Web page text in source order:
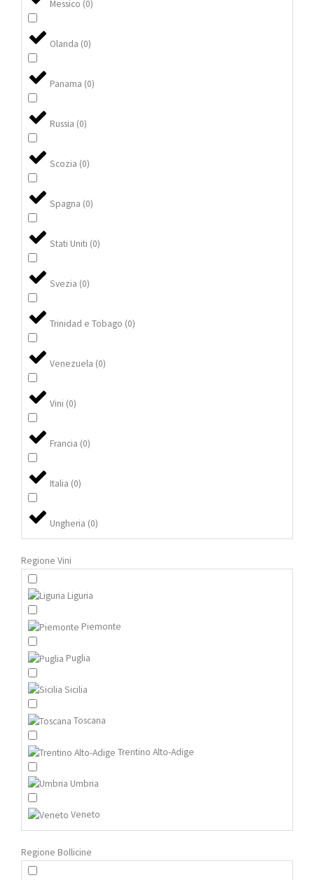
Messico (0)
Olanda (0)
Panama (0)
Russia (0)
Scozia (0)
Spagna (0)
Stati Uniti (0)
Svezia (0)
Trinidad e Tobago (0)
Venezuela (0)
Vini (0)
Francia (0)
Italia (0)
Ungheria (0)
Regione Vini
Liguria
Piemonte
Puglia
Sicilia
Toscana
Trentino Alto-Adige
Umbria
Veneto
Regione Bollicine